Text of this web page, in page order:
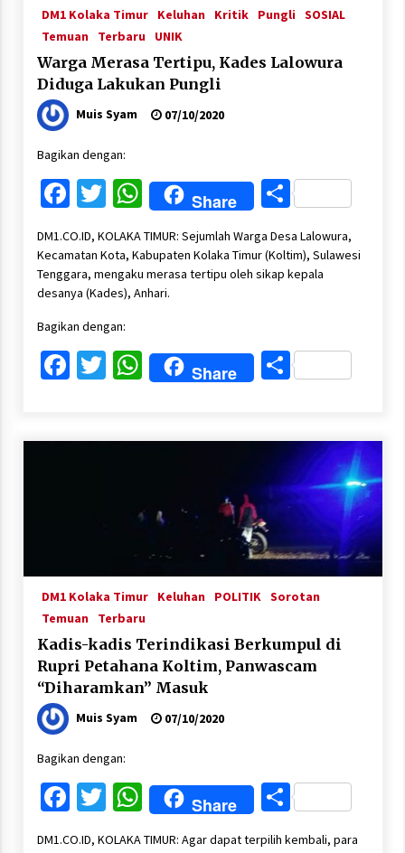
DM1 Kolaka Timur Keluhan Kritik Pungli SOSIAL
Temuan
Terbaru UNIK
Warga Merasa Tertipu, Kades Lalowura
Diduga Lakukan Pungli
Muis Syam 07/10/2020
Bagikan dengan:
Facebook
Twitter
WhatsApp
Share Share
DM1.CO.ID, KOLAKA TIMUR: Sejumlah Warga Desa Lalowura,
Kecamatan Kota, Kabupaten Kolaka Timur (Koltim), Sulawesi
Tenggara, mengaku merasa tertipu oleh sikap kepala
desanya (Kades), Anhari.
Bagikan dengan:
Facebook
Twitter
WhatsApp
Share Share
DM1 Kolaka Timur Keluhan POLITIK Sorotan
Temuan
Terbaru
Kadis-kadis Terindikasi Berkumpul di
Rupri Petahana Koltim, Panwascam
“Diharamkan” Masuk
Muis Syam 07/10/2020
Bagikan dengan:
Facebook
Twitter
WhatsApp
Share Share
DM1.CO.ID, KOLAKA TIMUR: Agar dapat terpilih kembali, para